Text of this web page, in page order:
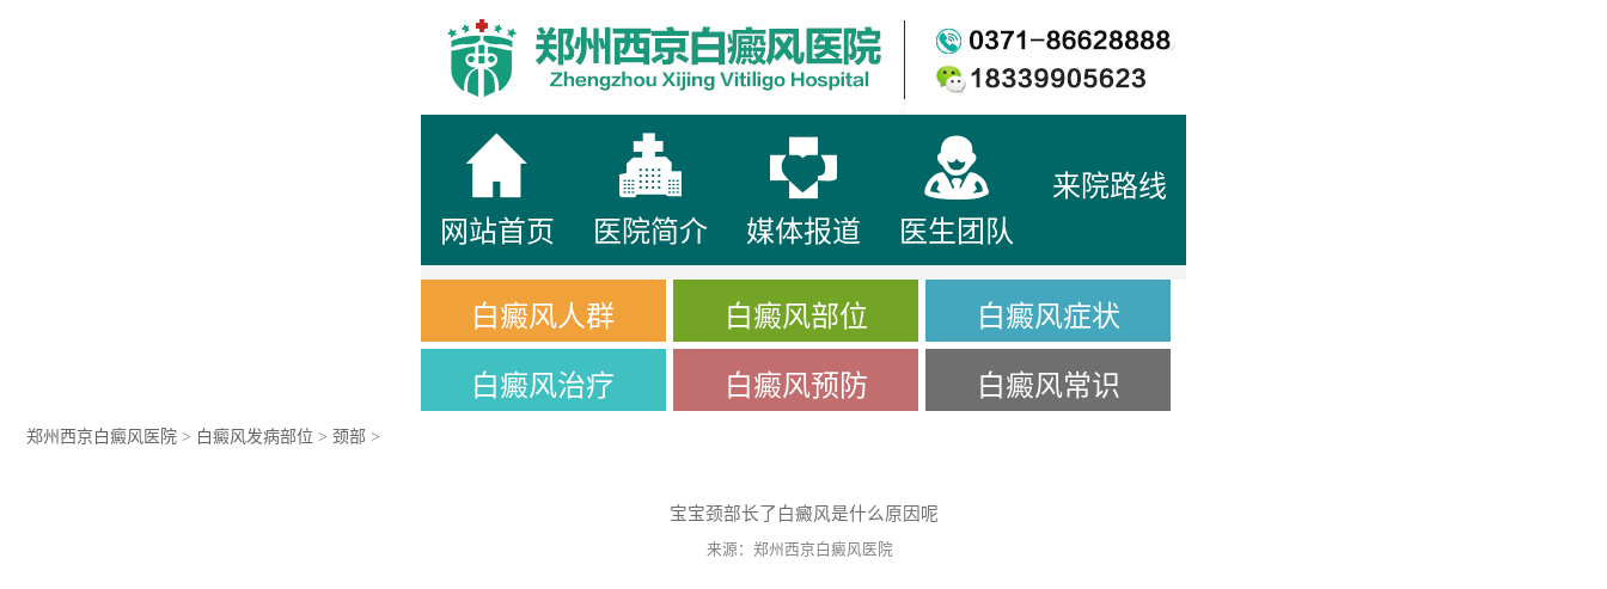
网站首页 医院简介 媒体报道 医生团队
来院路线
白癜风人群 白癜风部位 白癜风症状
白癜风治疗 白癜风预防 白癜风常识
郑州西京白癜风医院 > 白癜风发病部位 > 颈部 >
宝宝颈部长了白癜风是什么原因呢
来源：郑州西京白癜风医院